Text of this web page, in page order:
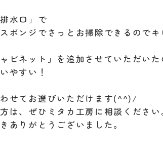
水口」で
ポンジでさっとお掃除できるので
ビネット」を追加させていただいた
やすい！
せてお選びいただけます(^^)/
は、ぜひミタカ工房に相談ください
ありがとうございました。